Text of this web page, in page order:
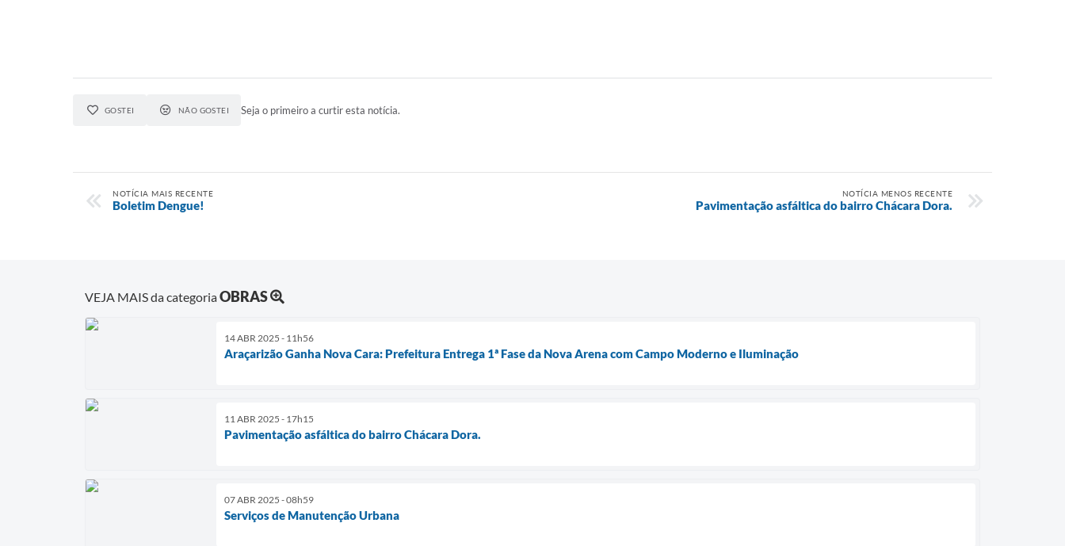
GOSTEI NÃO GOSTEI Seja o primeiro a curtir esta notícia.
NOTÍCIA MAIS RECENTE
Boletim Dengue!
NOTÍCIA MENOS RECENTE
Pavimentação asfáltica do bairro Chácara Dora.
VEJA MAIS da categoriaOBRAS
14 ABR 2025 - 11h56
Araçarizão Ganha Nova Cara: Prefeitura Entrega 1ª Fase da Nova Arena com Campo Moderno e Iluminação
11 ABR 2025 - 17h15
Pavimentação asfáltica do bairro Chácara Dora.
07 ABR 2025 - 08h59
Serviços de Manutenção Urbana